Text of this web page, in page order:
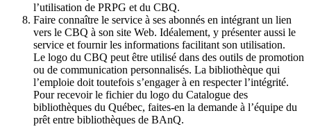
l’utilisation de PRPG et du CBQ.
Faire connaître le service à ses abonnés en intégrant un lien
vers le CBQ à son site Web. Idéalement, y présenter aussi le
service et fournir les informations facilitant son utilisation.
Le logo du CBQ peut être utilisé dans des outils de promotion
ou de communication personnalisés. La bibliothèque qui
l’emploie doit toutefois s’engager à en respecter l’intégrité.
Pour recevoir le fichier du logo du Catalogue des
bibliothèques du Québec, faites-en la demande à l’équipe du
prêt entre bibliothèques de BAnQ.